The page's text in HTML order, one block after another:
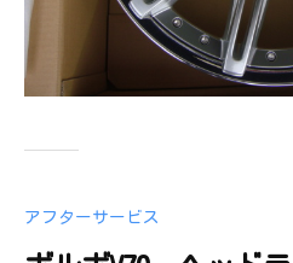
アフターサービス